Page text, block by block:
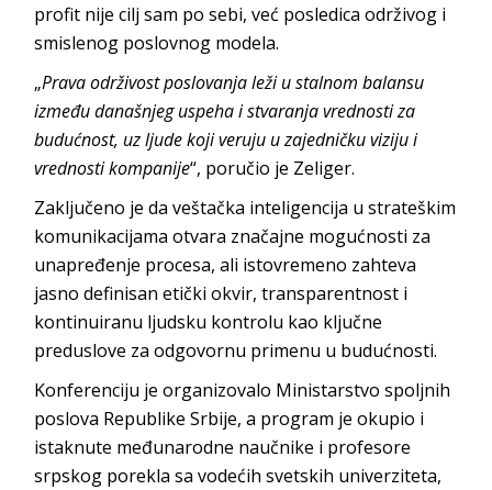
profit nije cilj sam po sebi, već posledica održivog i
smislenog poslovnog modela.
„Prava održivost poslovanja leži u stalnom balansu
između današnjeg uspeha i stvaranja vrednosti za
budućnost, uz ljude koji veruju u zajedničku viziju i
vrednosti kompanije“, poručio je Zeliger.
Zaključeno je da veštačka inteligencija u strateškim
komunikacijama otvara značajne mogućnosti za
unapređenje procesa, ali istovremeno zahteva
jasno definisan etički okvir, transparentnost i
kontinuiranu ljudsku kontrolu kao ključne
preduslove za odgovornu primenu u budućnosti.
Konferenciju je organizovalo Ministarstvo spoljnih
poslova Republike Srbije, a program je okupio i
istaknute međunarodne naučnike i profesore
srpskog porekla sa vodećih svetskih univerziteta,